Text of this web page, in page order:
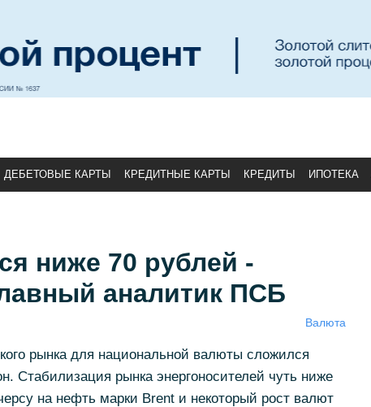
ДЕБЕТОВЫЕ КАРТЫ КРЕДИТНЫЕ КАРТЫ КРЕДИТЫ ИПОТЕКА
ниже 70 рублей -
аналитик ПСБ
Валюта
рынка для национальной валюты сложился
Стабилизация рынка энергоносителей чуть ниже
на нефть марки Brent и некоторый рост валют